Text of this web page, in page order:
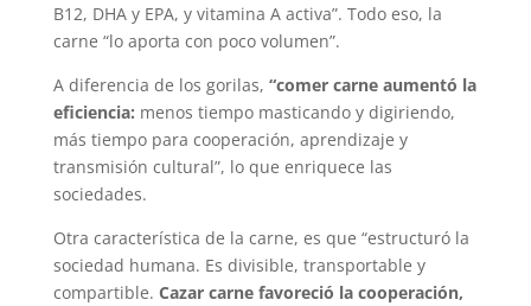
B12, DHA y EPA, y vitamina A activa”. Todo eso, la
carne “lo aporta con poco volumen”.
A diferencia de los gorilas, “comer carne aumentó la
eficiencia: menos tiempo masticando y digiriendo,
más tiempo para cooperación, aprendizaje y
transmisión cultural”, lo que enriquece las
sociedades.
Otra característica de la carne, es que “estructuró la
sociedad humana. Es divisible, transportable y
compartible. Cazar carne favoreció la cooperación,